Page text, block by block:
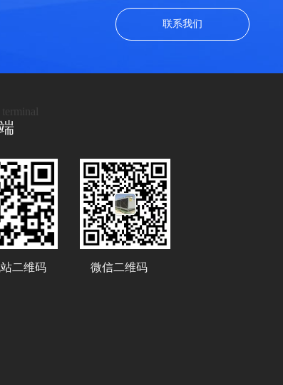
联系我们
二维码 微信二维码